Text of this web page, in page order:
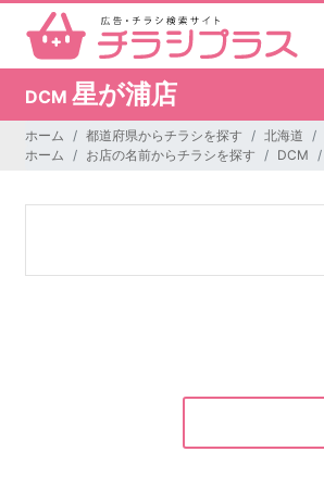
DCM 星が浦店
ホーム 都道府県からチラシを探す 北海道
ホーム
お店の名前からチラシを探す DCM